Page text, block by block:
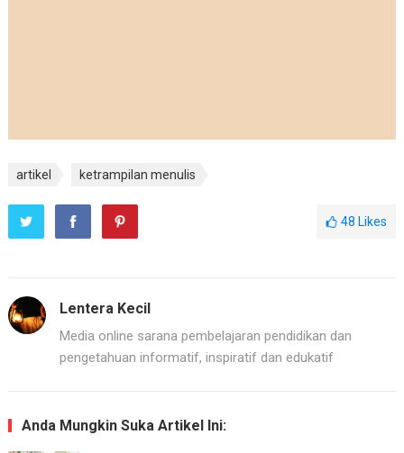
artikel ketrampilan menulis
48 Likes
Lentera Kecil
Media online sarana pembelajaran pendidikan dan
pengetahuan informatif, inspiratif dan edukatif
Anda Mungkin Suka Artikel Ini: